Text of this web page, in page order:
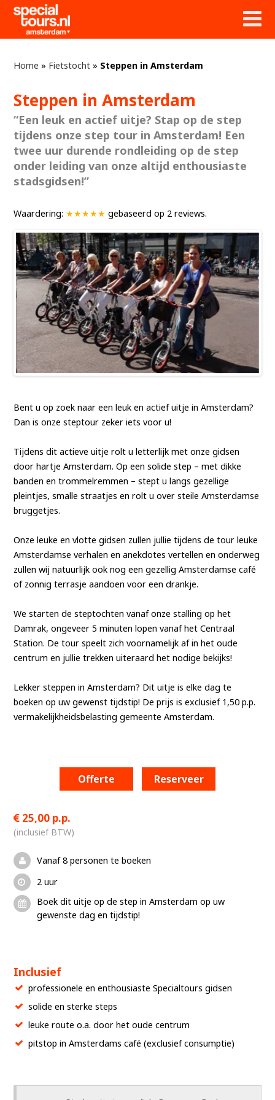
Home » Fietstocht » Steppen in Amsterdam
Steppen in Amsterdam
“Een leuk en actief uitje? Stap op de step
tijdens onze step tour in Amsterdam! Een
twee uur durende rondleiding op de step
onder leiding van onze altijd enthousiaste
stadsgidsen!”
Waardering: ★★★★★gebaseerd op 2reviews.
Bent u op zoek naar een leuk en actief uitje in Amsterdam?
Dan is onze steptour zeker iets voor u!
Tijdens dit actieve uitje rolt u letterlijk met onze gidsen
door hartje Amsterdam. Op een solide step – met dikke
banden en trommelremmen – stept u langs gezellige
pleintjes, smalle straatjes en rolt u over steile Amsterdamse
bruggetjes.
Onze leuke en vlotte gidsen zullen jullie tijdens de tour leuke
Amsterdamse verhalen en anekdotes vertellen en onderweg
zullen wij natuurlijk ook nog een gezellig Amsterdamse café
of zonnig terrasjeaandoen voor een drankje.
We starten de steptochten vanaf onze stalling op het
Damrak, ongeveer 5 minuten lopen vanaf het Centraal
Station. De tour speelt zich voornamelijk af in het oude
centrum en jullie trekken uiteraard het nodige bekijks!
Lekker steppen in Amsterdam? Dit uitje is elke dag te
boeken op uw gewenst tijdstip! De prijs is exclusief 1,50 p.p.
vermakelijkheidsbelasting gemeente Amsterdam.
Offerte Reserveer
25,00 p.p.
(inclusief BTW)
Vanaf 8 personen te boeken
2 uur
Boek dit uitje op de step in Amsterdam op uw
gewenste dag en tijdstip!
Inclusief
professionele en enthousiaste Specialtours gidsen
solide en sterke steps
leuke route o.a. door het oude centrum
pitstop in Amsterdams café (exclusief consumptie)